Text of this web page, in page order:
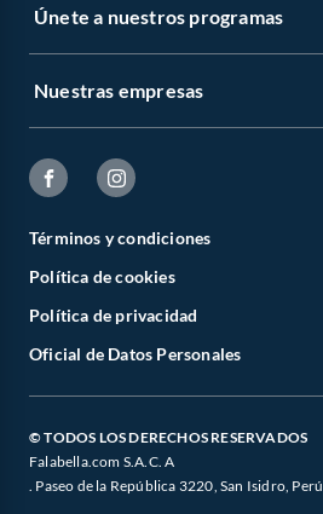
Únete a nuestros programas
Nuestras empresas
Términos y condiciones
Política de cookies
Política de privacidad
Oficial de Datos Personales
© TODOS LOS DERECHOS RESERVADOS
Falabella.com S.A.C. A
. Paseo de la República 3220, San Isidro, Perú